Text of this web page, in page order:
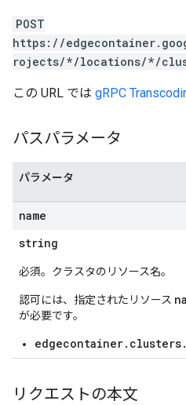
POST
https://
rojects/*/locations/*/
この URL では gRPC
パスパラメータ
パラメータ
name
string
必須。クラスタのリソース名。
認可には、指定されたリソース
が必要です。
リクエストの本文